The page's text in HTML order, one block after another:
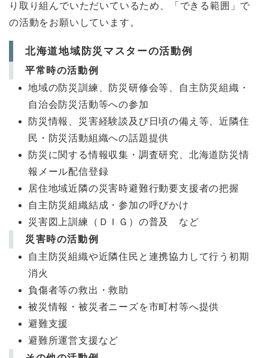
り取り組んでいただいているため、「できる範囲」で
の活動をお願いしています。
北海道地域防災マスターの活動例
平常時の活動例
地域の防災訓練、防災研修会等、自主防災組織・
自治会防災活動等への参加
防災情報、災害経験談及び日頃の備え等、近隣住
民・防災活動組織への話題提供
防災に関する情報収集・調査研究、北海道防災情
報メール配信登録
居住地域近隣の災害時避難行動要支援者の把握
自主防災組織結成・参加の呼びかけ
災害図上訓練（ＤＩＧ）の普及 など
災害時の活動例
自主防災組織や近隣住民と連携協力して行う初期
消火
負傷者等の救出・救助
被災情報・被災者ニーズを市町村等へ提供
避難支援
避難所運営支援など